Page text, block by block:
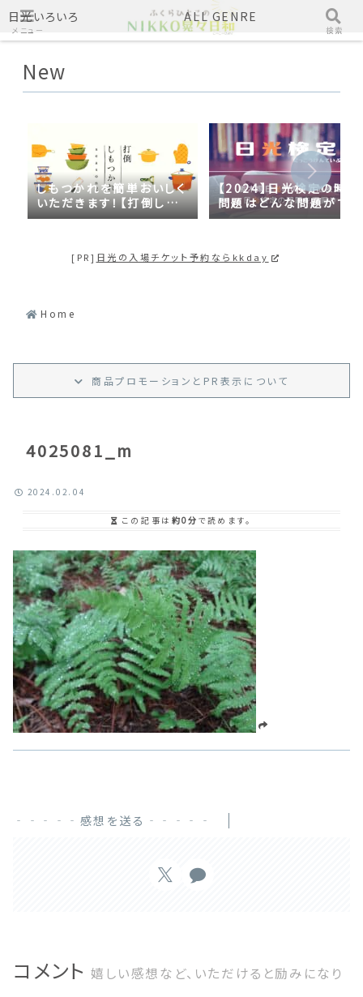
日光いろいろ ALL GENRE
New
しもつかれを簡単おいしく
いただきます！【打倒しも
つかれｓｅａｓｏｎ２】
【2024】日光検定の時事
問題はどんな問題がでる
の？2023年の時事問題
[PR] 日光の入場チケット予約ならkkday
Home
商品プロモーション と PR 表示 について
4025081_m
2024.02.04
この記事は 約0分 で読めます。
‐‐‐‐‐感想を送る‐‐‐‐‐
コメント 嬉しい感想など、いただけると励みになり
メニュー 検索